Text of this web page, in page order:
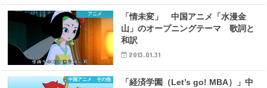
アニメ
「情未変」 中国アニメ「水漫金
山」のオープニングテーマ 歌詞と
和訳
2013.01.31
中国アニメ その他
「経済学園（Let’s go! MBA）」中